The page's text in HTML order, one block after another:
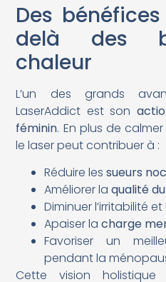
Des
delà des
chaleur
L’un des grands
LaserAddict est son
féminin. En plus de
le laser peut contribuer à :
Réduire lessueurs
Améliorer laqualité
Diminuer l’irritabilité
Apaiser lacharge
Favoriser un
pendant la
Cette vision